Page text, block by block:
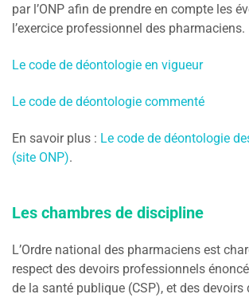
par l’ONP afin de prendre en compte les
l’exercice professionnel des pharmaciens.
Le code de déontologie en vigueur
Le code de déontologie commenté
En savoir plus : Le code de déontologie
(site ONP).
Les chambres de discipline
L’Ordre national des pharmaciens est
respect des devoirs professionnels
de la santé publique (CSP), et des